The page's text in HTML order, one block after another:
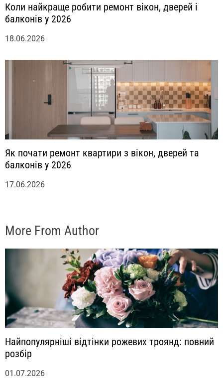
Коли найкраще робити ремонт вікон, дверей і
балконів у 2026
18.06.2026
Як почати ремонт квартири з вікон, дверей та
балконів у 2026
17.06.2026
More From Author
Найпопулярніші відтінки рожевих троянд: повний
розбір
01.07.2026